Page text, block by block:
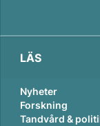
LÄS
Nyheter
Forskning
Tandvård &